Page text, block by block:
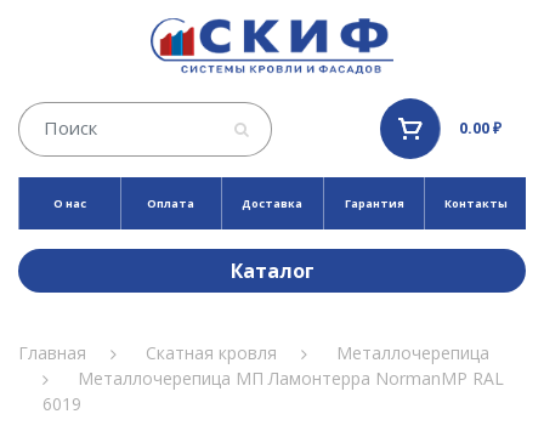
0.00 ₽
О нас Оплата Доставка Гарантия Контакты
Каталог
Главная Скатная кровля
Металлочерепица
Металлочерепица МП Ламонтерра NormanMP RAL
6019